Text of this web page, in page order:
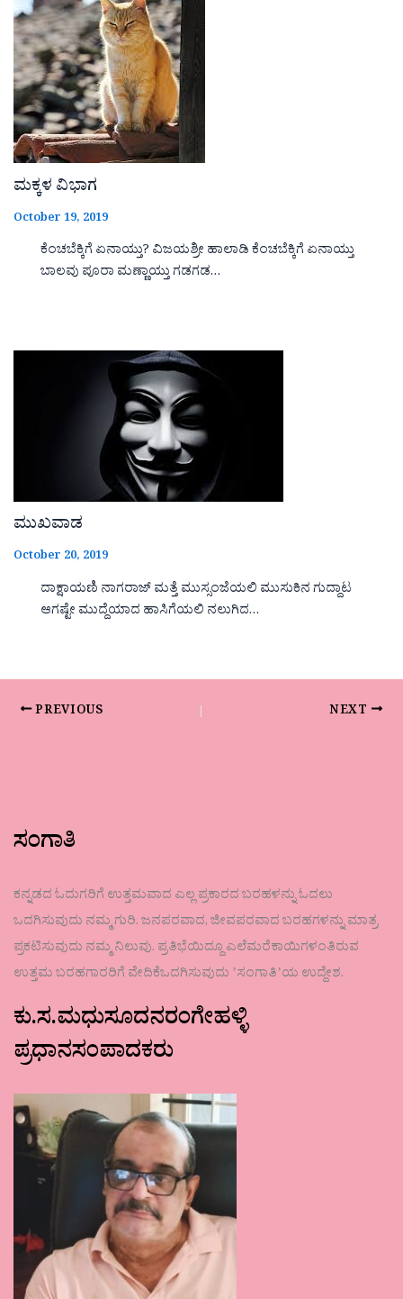
ಮಕ್ಕಳ ವಿಭಾಗ
October 19, 2019
ಕೆಂಚಬೆಕ್ಕಿಗೆ ಏನಾಯ್ತು? ವಿಜಯಶ್ರೀ ಹಾಲಾಡಿ ಕೆಂಚಬೆಕ್ಕಿಗೆ ಏನಾಯ್ತು
ಬಾಲವು ಪೂರಾ ಮಣ್ಣಾಯ್ತು ಗಡಗಡ…
ಮುಖವಾಡ
October 20, 2019
ದಾಕ್ಷಾಯಣಿ ನಾಗರಾಜ್ ಮತ್ತೆ ಮುಸ್ಸಂಜೆಯಲಿ ಮುಸುಕಿನ ಗುದ್ದಾಟ
ಆಗಷ್ಟೇ ಮುದ್ದೆಯಾದ ಹಾಸಿಗೆಯಲಿ ನಲುಗಿದ…
PREVIOUS NEXT
ಸಂಗಾತಿ
ಕನ್ನಡದ ಓದುಗರಿಗೆ ಉತ್ತಮವಾದ ಎಲ್ಲ ಪ್ರಕಾರದ ಬರಹಳನ್ನು ಓದಲು
ಒದಗಿಸುವುದು ನಮ್ಮ ಗುರಿ. ಜನಪರವಾದ, ಜೀವಪರವಾದ ಬರಹಗಳನ್ನು ಮಾತ್ರ
ಪ್ರಕಟಿಸುವುದು ನಮ್ಮ ನಿಲುವು. ಪ್ರತಿಭೆಯಿದ್ದೂ ಎಲೆಮರೆಕಾಯಿಗಳಂತಿರುವ
ಉತ್ತಮ ಬರಹಗಾರರಿಗೆ ವೇದಿಕೆಒದಗಿಸುವುದು ʼಸಂಗಾತಿʼಯ ಉದ್ದೇಶ.
ಕು.ಸ.ಮಧುಸೂದನರಂಗೇಹಳ್ಳಿ
ಪ್ರಧಾನಸಂಪಾದಕರು